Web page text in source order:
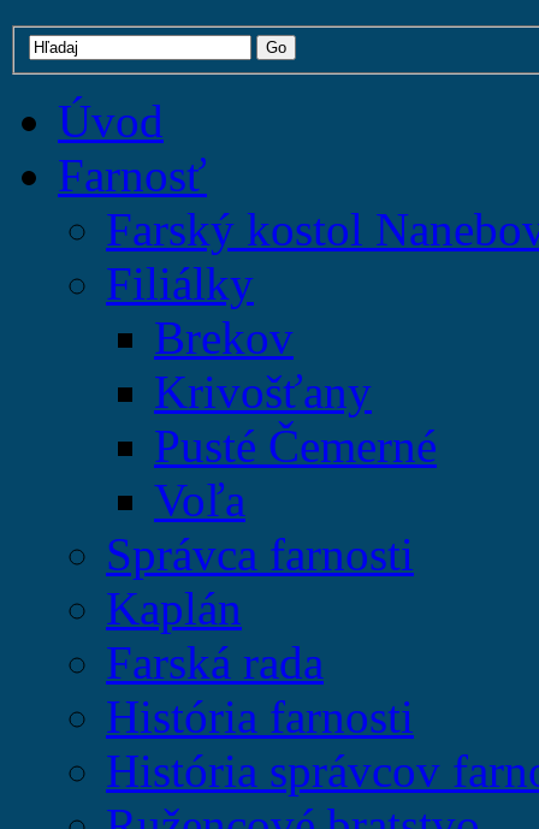
Úvod
Farnosť
Farský kostol
Filiálky
Brekov
Krivošťany
Pusté Čemerné
Voľa
Správca farnosti
Kaplán
Farská rada
História farnosti
História správcov